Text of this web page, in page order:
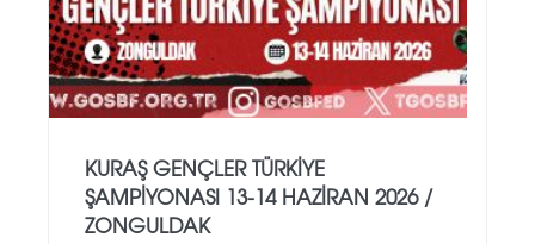
KURAŞ GENÇLER TÜRKİYE
ŞAMPİYONASI 13-14 HAZİRAN 2026 /
ZONGULDAK